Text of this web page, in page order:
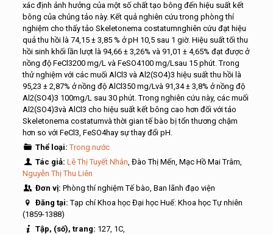
xác định ảnh hưởng của một số chất tạo bông đến hiệu suất kết
bông của chủng tảo này. Kết quả nghiên cứu trong phòng thí
nghiệm cho thấy tảo Skeletonema costatumnghiên cứu đạt hiệu
quả thu hồi là 74,15 ± 3,85 % ở pH 10,5 sau 1 giờ. Hiệu suất tối thu
hồi sinh khối lần lượt là 94,66 ± 3,26% và 91,01 ± 4,65% đạt được ở
nồng độ FeCl3200 mg/L và FeSO4100 mg/Lsau 15 phút. Trong
thử nghiệm với các muối AlCl3 và Al2(SO4)3 hiệu suất thu hồi là
95,23 ± 2,87% ở nồng độ AlCl350 mg/Lvà 91,34 ± 3,8% ở nồng độ
Al2(SO4)3 100mg/L sau 30 phút. Trong nghiên cứu này, các muối
Al2(SO4)3và AlCl3 cho hiệu suất kết bông cao hơn đối với tảo
Skeletonema costatumvà thời gian tế bào bị tổn thương chậm
hơn so với FeCl3, FeSO4hay sự thay đổi pH.
Thể loại:Trong nước
Tác giả: Lê Thị Tuyết Nhân, Đào Thị Mến, Mạc Hồ Mai Trâm,
Nguyễn Thị Thu Liên
Đơn vị: Phòng thí nghiệm Tế bào, Ban lãnh đạo viện
Đăng tại:Tạp chí Khoa học Đại học Huế: Khoa học Tự nhiên
(1859-1388)
Tập, (số), trang: 127, 1C,